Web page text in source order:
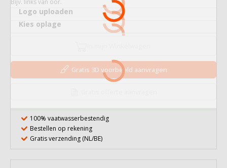
Bijv. links van oor.
Logo uploaden
Kies oplage
Gratis 3D voorbeeld aanvragen
100% vaatwasserbestendig
Bestellen op rekening
Gratis verzending (NL/BE)